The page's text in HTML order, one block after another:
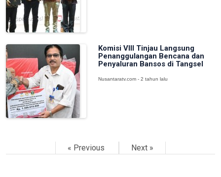
Komisi VIII Tinjau Langsung
Penanggulangan Bencana dan
Penyaluran Bansos di Tangsel
Nusantaratv.com - 2 tahun lalu
« Previous Next »